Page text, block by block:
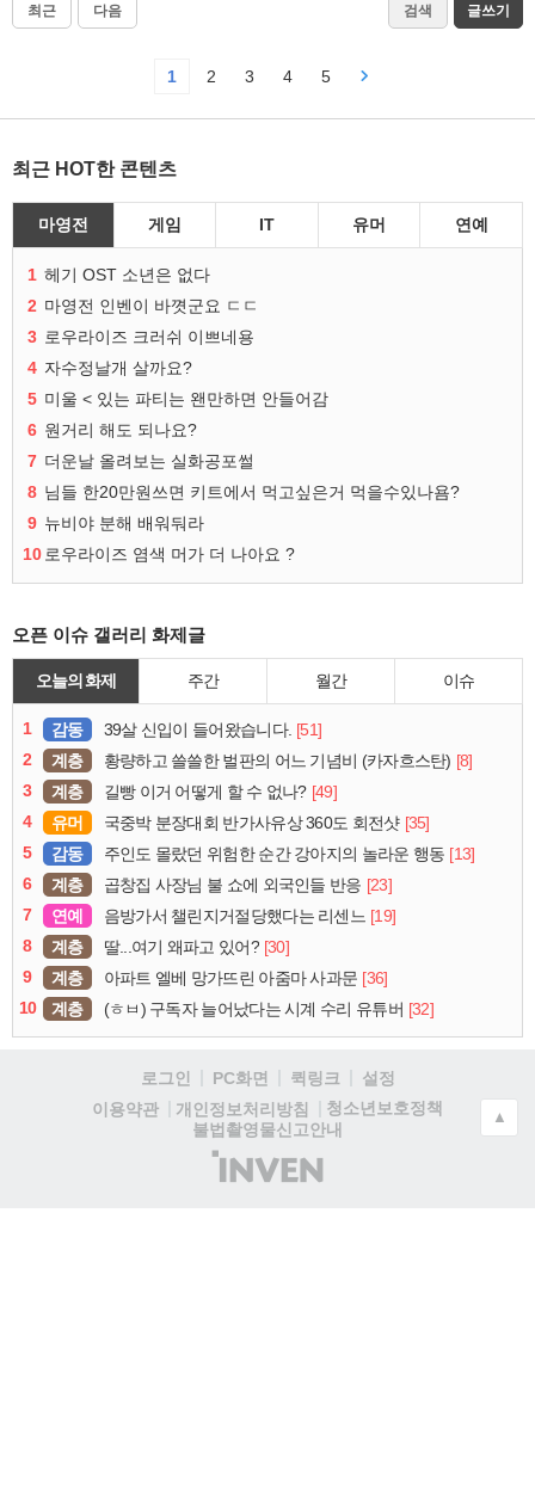
최근 다음 검색 글쓰기
1 2 3 4 5
최근 HOT한 콘텐츠
마영전 게임 IT 유머 연예
1 헤기 OST 소년은 없다
2 마영전 인벤이 바꼇군요 ㄷㄷ
3 로우라이즈 크러쉬 이쁘네용
4 자수정날개 살까요?
5 미울 < 있는 파티는 왠만하면 안들어감
6 원거리 해도 되나요?
7 더운날 올려보는 실화공포썰
8 님들 한20만원쓰면 키트에서 먹고싶은거 먹을수있나욤?
9 뉴비야 분해 배워둬라
10 로우라이즈 염색 머가 더 나아요 ?
오픈 이슈 갤러리 화제글
오늘의 화제 주간 월간 이슈
1 감동 39살 신입이 들어왔습니다. [51]
2
계층 황량하고 쓸쓸한 벌판의 어느 기념비 (카자흐스탄) [8]
3
계층 길빵 이거 어떻게 할 수 없나? [49]
4
유머 국중박 분장대회 반가사유상 360도 회전샷 [35]
5
감동 주인도 몰랐던 위험한 순간 강아지의 놀라운 행동 [13]
6
계층 곱창집 사장님 불 쇼에 외국인들 반응 [23]
7
연예 음방가서 챌린지거절당했다는 리센느 [19]
8
계층 딸...여기 왜파고 있어? [30]
9
계층 아파트 엘베 망가뜨린 아줌마 사과문 [36]
10
계층 (ㅎㅂ) 구독자 늘어났다는 시계 수리 유튜버 [32]
로그인 PC화면 퀵링크
설정
이용약관
개인정보처리방침
청소년보호정책
불법촬영물신고안내
(주)
인
▲